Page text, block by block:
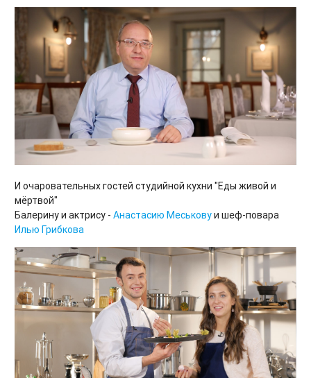
И очаровательных гостей студийной кухни "Еды живой и
мёртвой"
Балерину и актрису - Анастасию Меськовуи шеф-повара
Илью Грибкова